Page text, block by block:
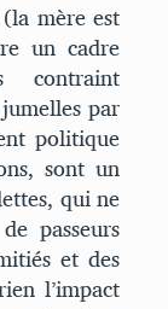
mère est
un cadre
par
politique
sont un
qui ne
passeurs
et des
l’impact